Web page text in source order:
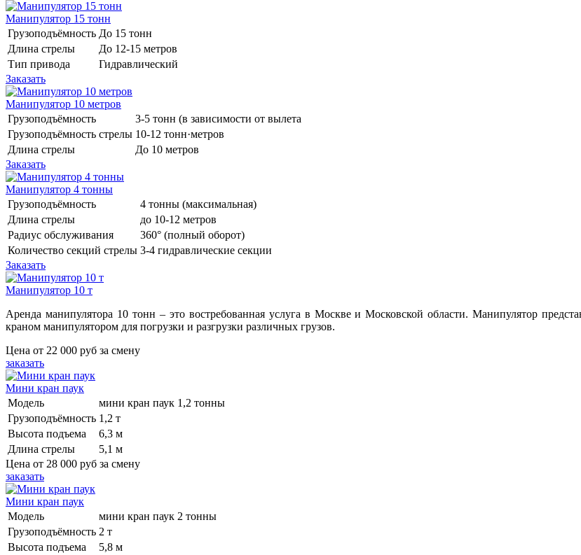
Манипулятор 15 тонн
Грузоподъёмность До 15 тонн
Длина стрелы
До 12-15 метров
Тип привода
Гидравлический
Заказать
Манипулятор 10 метров
Грузоподъёмность
3-5 тонн (в зависимости от вылета
Грузоподъёмность стрелы 10-12 тонн·метров
Длина стрелы
До 10 метров
Заказать
Манипулятор 4 тонны
Грузоподъёмность
4 тонны (максимальная)
Длина стрелы
до 10-12 метров
Радиус обслуживания
360° (полный оборот)
Количество секций стрелы 3-4 гидравлические секции
Заказать
Манипулятор 10 т
Аренда манипулятора 10 тонн – это востребованная услуга в Москве и Московской области. Манипулятор
краном манипулятором для погрузки и разгрузки различных грузов.
Цена от 22 000 руб за смену
заказать
Мини кран паук
Модель
мини кран паук 1,2 тонны
Грузоподъёмность 1,2 т
Высота подъема
6,3 м
Длина стрелы
5,1 м
Цена от 28 000 руб за смену
заказать
Мини кран паук
Модель
мини кран паук 2 тонны
Грузоподъёмность 2 т
Высота подъема
5,8 м